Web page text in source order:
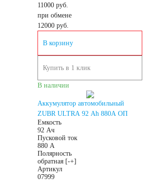
трактора,
11000 руб.
при обмене
12000 руб.
В корзину
Купить в 1 клик
В наличии
Аккумулятор автомобильный
ZUBR ULTRA 92 Ah 880A ОП
Емкость
92 Ач
Пусковой ток
880 А
Полярность
обратная [-+]
Артикул
07999